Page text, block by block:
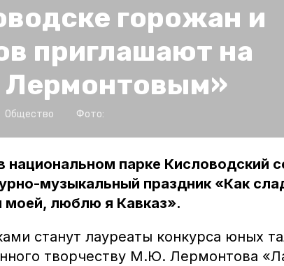
горожан и
приглашают на
Лермонтовым»
Общество Фото:
национальном парке Кисловодский
музыкальный праздник «Как
моей, люблю я Кавказ».
станут лауреаты конкурса юных
творчеству М.Ю. Лермонтова